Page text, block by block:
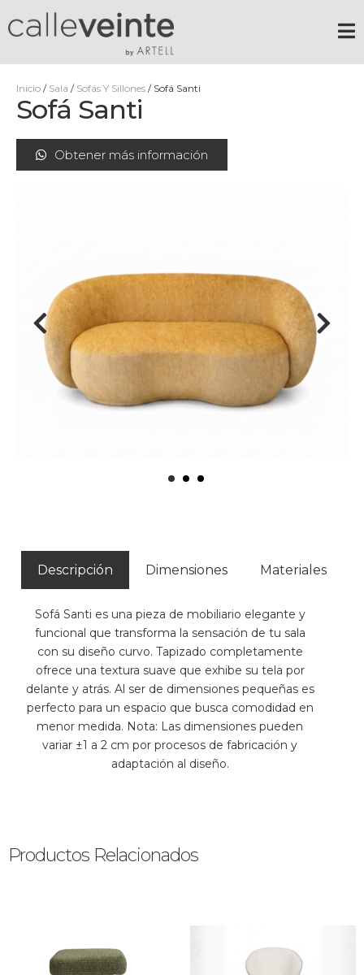
Inicio / Sala / Sofás Y Sillones / Sofá Santi
Sofá Santi
Obtener más información
Descripción Dimensiones Materiales
Sofá Santi es una pieza de mobiliario elegante y
funcional que transforma la sensación de tu sala
con su diseño curvo. Tapizado completamente
ofrece una textura suave que exhibe su tela por
delante y atrás. Al ser de dimensiones pequeñas es
perfecto para un espacio que busca comodidad en
menor medida. Nota: Las dimensiones pueden
variar ±1 a 2 cm por procesos de fabricación y
adaptación al diseño.
Productos Relacionados